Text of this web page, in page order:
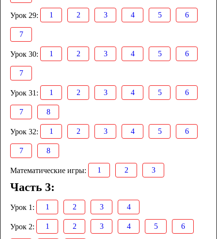
Урок 29: 1 2 3 4 5 6
7
Урок 30: 1 2 3 4 5 6
7
Урок 31: 1 2 3 4 5 6
7 8
Урок 32: 1 2 3 4 5 6
7 8
Математические игры: 1 2 3
Часть 3:
Урок 1: 1 2 3 4
Урок 2: 1 2 3 4 5 6